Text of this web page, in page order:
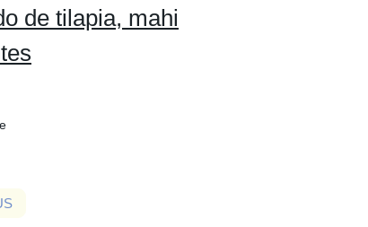
de tilapia, mahi